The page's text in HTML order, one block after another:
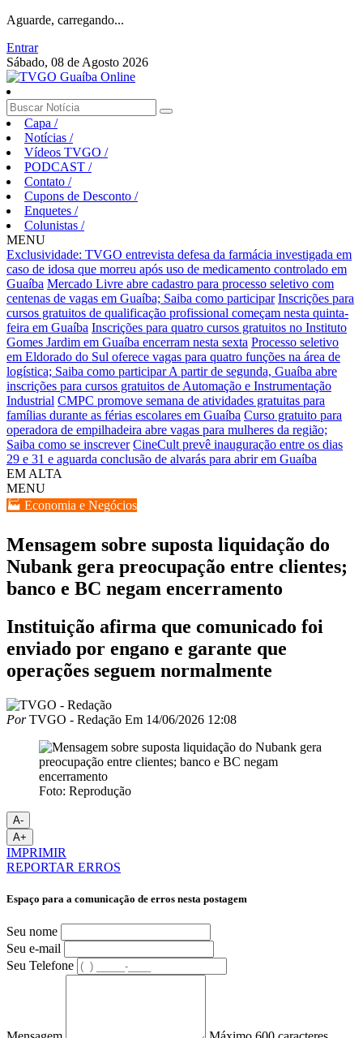
Aguarde, carregando...
Entrar
Sábado, 08 de Agosto 2026
Capa /
Notícias /
Vídeos TVGO /
PODCAST /
Contato /
Cupons de Desconto /
Enquetes /
Colunistas /
MENU
Exclusividade: TVGO entrevista defesa da farmácia investigada em
caso de idosa que morreu após uso de medicamento controlado em
Guaíba Mercado Livre abre cadastro para processo seletivo com
centenas de vagas em Guaíba; Saiba como participar Inscrições para
cursos gratuitos de qualificação profissional começam nesta quinta-
feira em Guaíba Inscrições para quatro cursos gratuitos no Instituto
Gomes Jardim em Guaíba encerram nesta sexta Processo seletivo
em Eldorado do Sul oferece vagas para quatro funções na área de
logística; Saiba como participarA partir de segunda, Guaíba abre
inscrições para cursos gratuitos de Automação e Instrumentação
Industrial CMPC promove semana de atividades gratuitas para
famílias durante as férias escolares em Guaíba Curso gratuito para
operadora de empilhadeira abre vagas para mulheres da região;
Saiba como se inscrever CineCult prevê inauguração entre os dias
29 e 31 e aguarda conclusão de alvarás para abrir em Guaíba
EM ALTA
MENU
🏭 Economia e Negócios
Mensagem sobre suposta liquidação do
Nubank gera preocupação entre clientes;
banco e BC negam encerramento
Instituição afirma que comunicado foi
enviado por engano e garante que
operações seguem normalmente
PorTVGO - Redação Em 14/06/2026 12:08
Foto: Reprodução
A-
A+
IMPRIMIR
REPORTAR ERROS
Espaço para a comunicação de erros nesta postagem
Seu nome
Seu e-mail
Seu Telefone